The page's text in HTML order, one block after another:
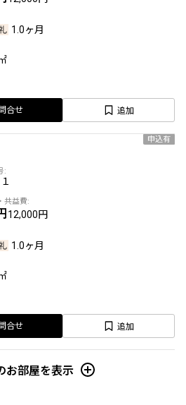
1.0ヶ月
合せ 追加
申込有
12,000円
1.0ヶ月
合せ 追加
お部屋を表示